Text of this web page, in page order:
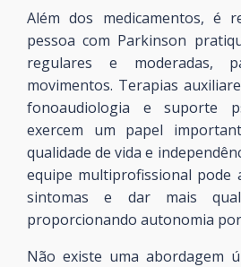
Além dos medicamentos, é
pessoa com Parkinson
regulares e moderadas,
movimentos. Terapias
fonoaudiologia e suporte
exercem um papel
qualidade de vida e
equipe multiprofissional pode
sintomas e dar mais
proporcionando autonomia
Não existe uma abordagem